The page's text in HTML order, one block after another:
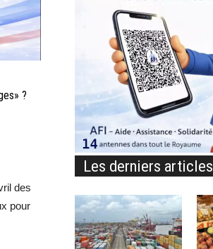
?
des
pour
Les derniers articles